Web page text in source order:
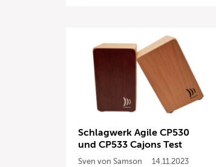
Schlagwerk Agile CP530
und CP533 Cajons Test
Sven von Samson
14.11.2023